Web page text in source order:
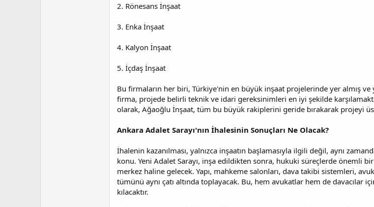
2. Rönesans İnşaat
3. Enka İnşaat
4. Kalyon İnşaat
5. İçdaş İnşaat
Bu firmaların her biri, Türkiye'nin en büyük inşaat projelerinde yer almış
firma, projede belirli teknik ve idari gereksinimleri en iyi şekilde
olarak, Ağaoğlu İnşaat, tüm bu büyük rakiplerini geride bırakarak projeyi
Ankara Adalet Sarayı'nın İhalesinin Sonuçları Ne Olacak?
İhalenin kazanılması, yalnızca inşaatın başlamasıyla ilgili değil, aynı
konu. Yeni Adalet Sarayı, inşa edildikten sonra, hukuki süreçlerde önemli
merkez haline gelecek. Yapı, mahkeme salonları, dava takibi sistemleri,
tümünü aynı çatı altında toplayacak. Bu, hem avukatlar hem de davacılar
kılacaktır.